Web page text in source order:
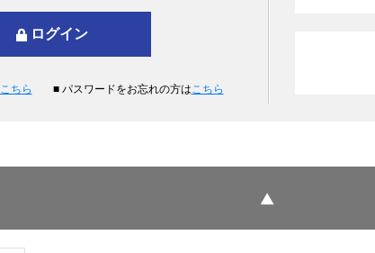
こちら ■ パスワードをお忘れの方はこちら